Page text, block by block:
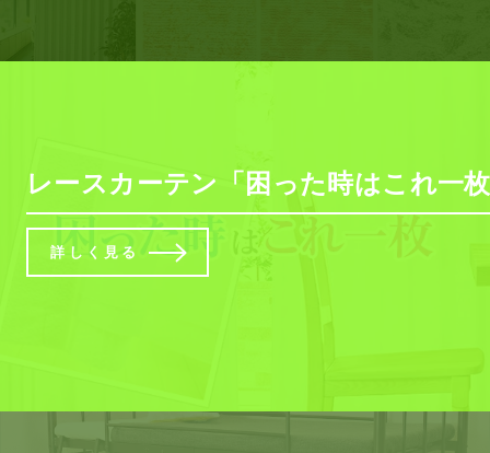
レースカーテン「困った時はこれ一
詳しく見る